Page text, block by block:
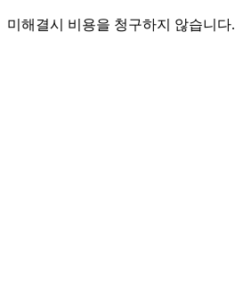
미해결시 비용을 청구하지 않습니다.